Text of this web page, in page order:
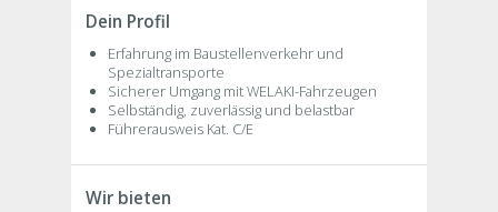
Dein Profil
Erfahrung im Baustellenverkehr und
Spezialtransporte
Sicherer Umgang mit WELAKI-Fahrzeugen
Selbständig, zuverlässig und belastbar
Führerausweis Kat. C/E
Wir bieten